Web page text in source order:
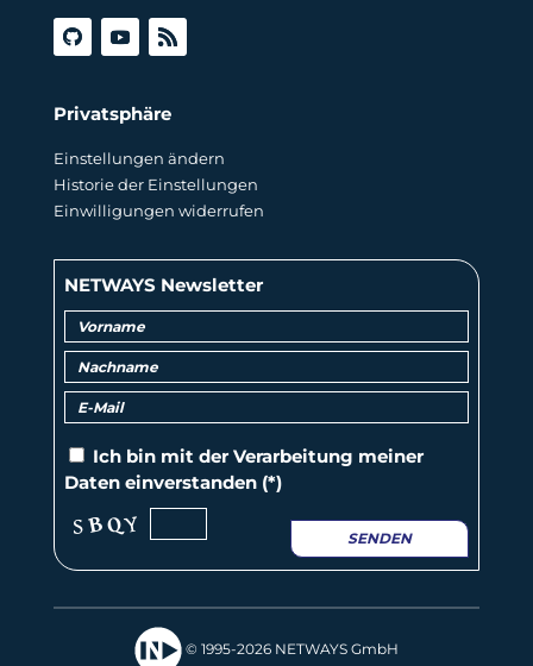
Privatsphäre
Einstellungen ändern
Historie der Einstellungen
Einwilligungen widerrufen
NETWAYS Newsletter
Ich bin mit der Verarbeitung meiner
Daten einverstanden (*)
SENDEN
© 1995-2026 NETWAYS GmbH